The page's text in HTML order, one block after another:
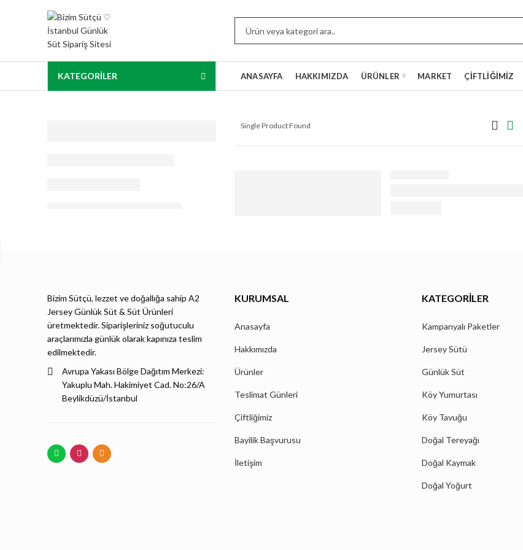
KATEGORİLER ANASAYFA HAKKIMIZDA ÜRÜNLER MARKET ÇIFTLIĞIMIZ
Single Product Found
Bizim Sütçü, lezzet ve doğallığa sahip A2
Jersey Günlük Süt & Süt Ürünleri
üretmektedir. Siparişleriniz soğutuculu
araçlarımızla günlük olarak kapınıza teslim
edilmektedir.
Avrupa Yakası Bölge Dağıtım Merkezi:
Yakuplu Mah. Hakimiyet Cad. No:26/A
Beylikdüzü/İstanbul
KURUMSAL
Anasayfa
Hakkımızda
Ürünler
Teslimat Günleri
Çiftliğimiz
Bayilik Başvurusu
İletişim
KATEGORILER
Kampanyalı Paketler
Jersey Sütü
Günlük Süt
Köy Yumurtası
Köy Tavuğu
Doğal Tereyağı
Doğal Kaymak
Doğal Yoğurt